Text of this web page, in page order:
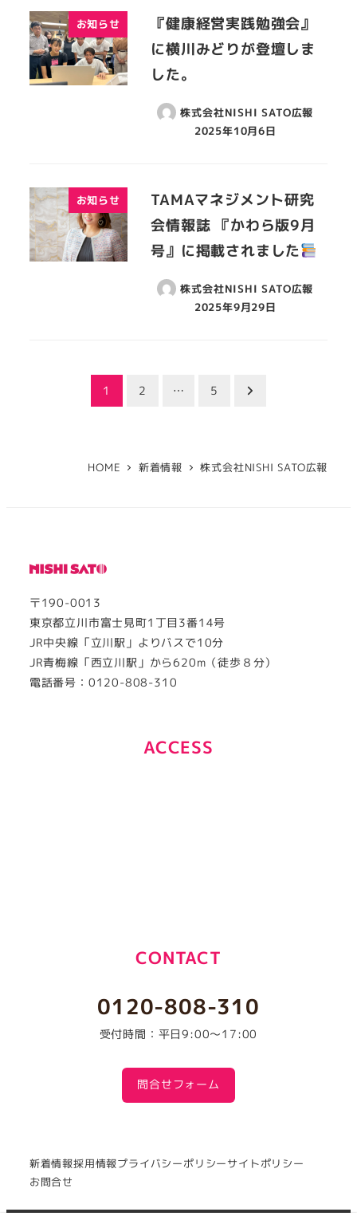
お知らせ
『健康経営実践勉強会』
に横川みどりが登壇しま
した。
株式会社NISHI SATO広報
2025年10月6日
お知らせ
TAMAマネジメント研究
会情報誌 『かわら版9月
号』に掲載されました
株式会社NISHI SATO広報
2025年9月29日
り
1 2 … 5
HOME 新着情報 株式会社NISHI SATO広報
〒190-0013
東京都立川市富士見町1丁目3番14号
JR中央線「立川駅」よりバスで10分
JR青梅線「西立川駅」から620m（徒歩８分）
電話番号：0120-808-310
ACCESS
CONTACT
0120-808-310
受付時間：平日9:00～17:00
問合せフォーム
新着情報採用情報プライバシーポリシーサイトポリシー
お問合せ